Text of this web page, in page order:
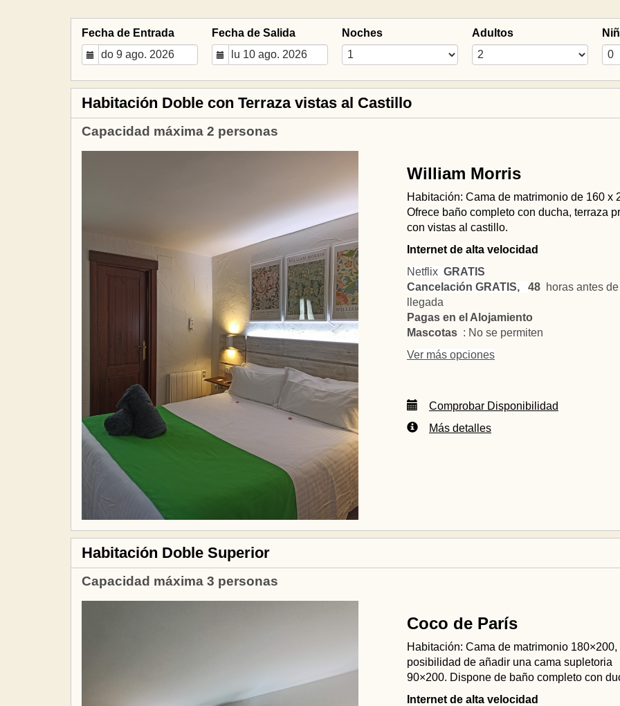
Fecha de Entrada Fecha de Salida Noches Adultos
Habitación Doble con Terraza vistas al Castillo
Capacidad máxima 2 personas
William Morris
Habitación: Cama de matrimonio de 160 x
Ofrece baño completo con ducha, terraza
con vistas al castillo.
Internet de alta velocidad
Netflix GRATIS
Cancelación GRATIS, 48 horas antes
llegada
Pagas en el Alojamiento
Mascotas : No se permiten
Ver más opciones
Comprobar Disponibilidad
Más detalles
Habitación Doble Superior
Capacidad máxima 3 personas
Coco de París
Habitación: Cama de matrimonio 180×200,
posibilidad de añadir una cama supletoria
90×200. Dispone de baño completo con
Internet de alta velocidad